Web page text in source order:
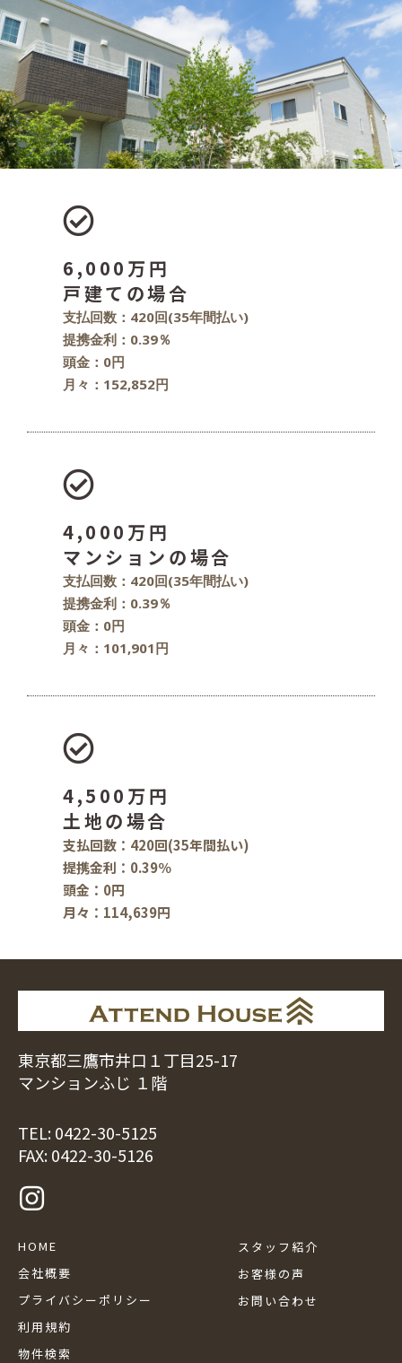
6,000万円
戸建ての場合
支払回数：420回(35年間払い)
提携金利：0.39％
頭金：0円
月々：152,852円
4,000万円
マンションの場合
支払回数：420回(35年間払い)
提携金利：0.39％
頭金：0円
月々：101,901円
4,500万円
土地の場合
支払回数：420回(35年間払い)
提携金利：0.39％
頭金：0円
月々：114,639円
東京都三鷹市井口１丁目25-17
マンションふじ １階
TEL:0422-30-5125
FAX: 0422-30-5126
HOME
会社概要
プライバシーポリシー
利用規約
物件検索
スタッフ紹介
お客様の声
お問い合わせ